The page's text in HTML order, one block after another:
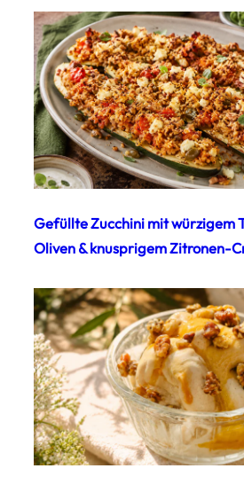
Gefüllte Zucchini mit würzigem
Oliven & knusprigem Zitronen-